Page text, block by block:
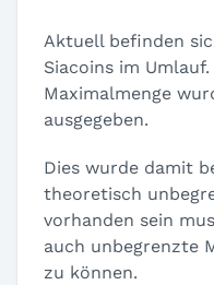
Aktuell befinden
Siacoins im
Maximalmenge
ausgegeben.
Dies wurde damit
theoretisch
vorhanden sein
auch unbegrenzte
zu können.